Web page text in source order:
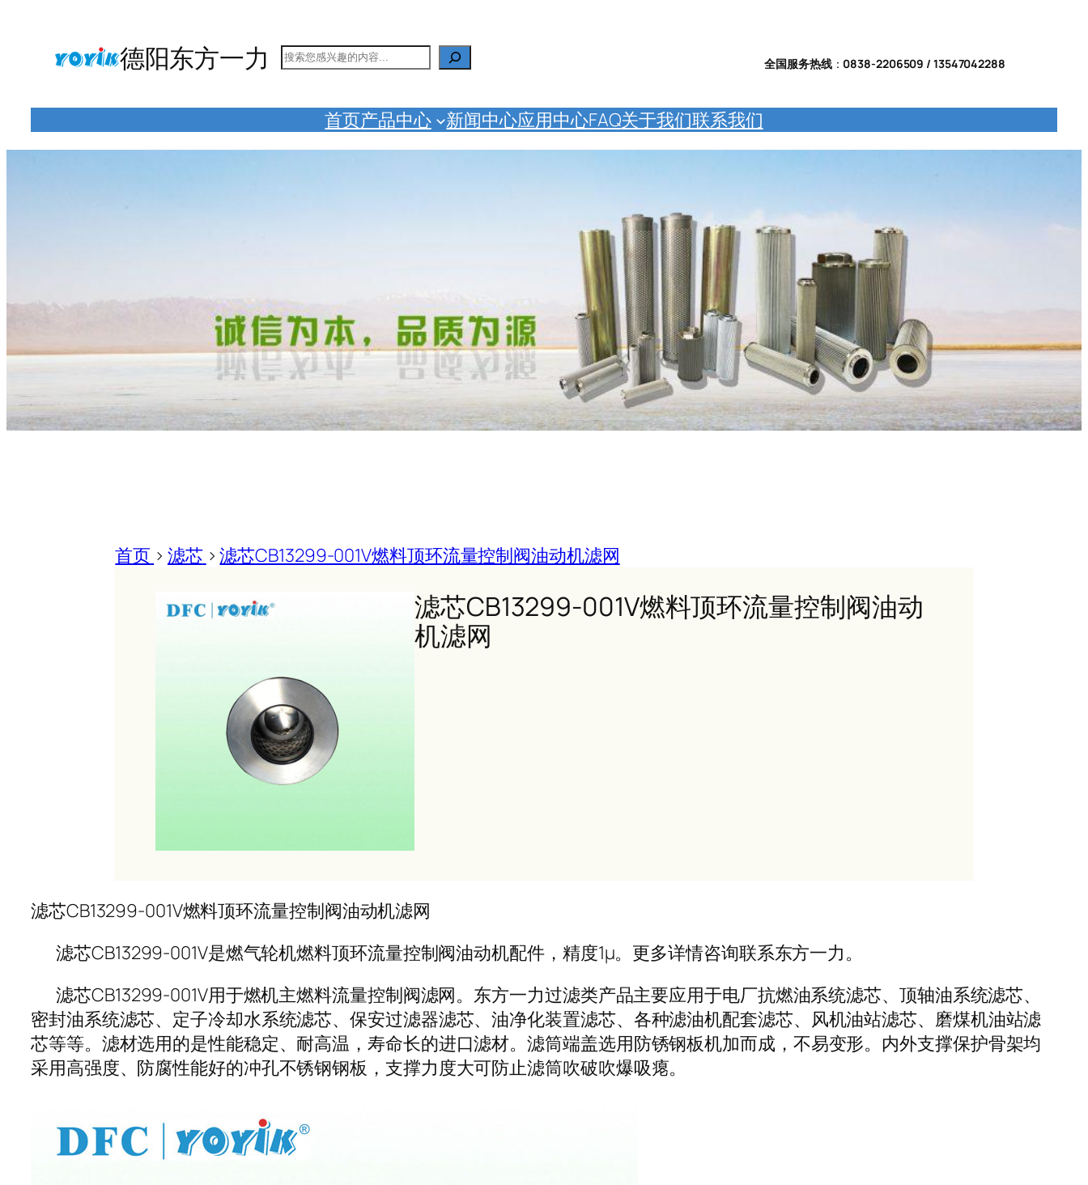
德阳东方一力
搜
全国服务热线： 0838-2206509 / 13547042288
首页产品中心 新闻中心应用中心FAQ关于我们联系我们
首页 > 滤芯 >滤芯CB13299-001V燃料顶环流量控制阀油动机滤网
滤芯CB13299-001V燃料顶环流量控制阀油动
机滤网
滤芯CB13299-001V燃料顶环流量控制阀油动机滤网
滤芯CB13299-001V是燃气轮机燃料顶环流量控制阀油动机配件，精度1μ。更多详情咨询联系东方一力。
滤芯CB13299-001V用于燃机主燃料流量控制阀滤网。东方一力过滤类产品主要应用于电厂抗燃油系统滤芯、顶轴油系统滤芯、
密封油系统滤芯、定子冷却水系统滤芯、保安过滤器滤芯、油净化装置滤芯、各种滤油机配套滤芯、风机油站滤芯、磨煤机油站滤
芯等等。滤材选用的是性能稳定、耐高温，寿命长的进口滤材。滤筒端盖选用防锈钢板机加而成，不易变形。内外支撑保护骨架均
采用高强度、防腐性能好的冲孔不锈钢钢板，支撑力度大可防止滤筒吹破吹爆吸瘪。